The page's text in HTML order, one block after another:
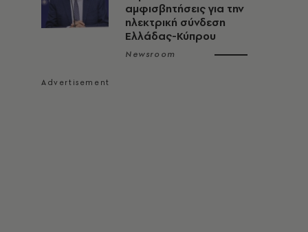
αμφισβητήσεις για την
ηλεκτρική σύνδεση
Ελλάδας-Κύπρου
Newsroom